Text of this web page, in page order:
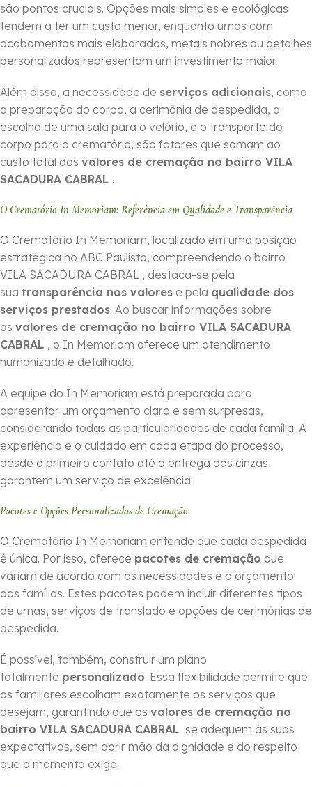
são pontos cruciais. Opções mais simples e ecológicas
tendem a ter um custo menor, enquanto urnas com
acabamentos mais elaborados, metais nobres ou detalhes
personalizados representam um investimento maior.
Além disso, a necessidade de serviços adicionais, como
a preparação do corpo, a cerimônia de despedida, a
escolha de uma sala para o velório, e o transporte do
corpo para o crematório, são fatores que somam ao
custo total dos valores de cremação no bairro VILA
SACADURA CABRAL .
O Crematório In Memoriam: Referência em Qualidade e Transparência
O Crematório In Memoriam, localizado em uma posição
estratégica no ABC Paulista, compreendendo o bairro
VILA SACADURA CABRAL , destaca-se pela
sua transparência nos valores e pela qualidade dos
serviços prestados. Ao buscar informações sobre
os valores de cremação no bairro VILA SACADURA
CABRAL , o In Memoriam oferece um atendimento
humanizado e detalhado.
A equipe do In Memoriam está preparada para
apresentar um orçamento claro e sem surpresas,
considerando todas as particularidades de cada família. A
experiência e o cuidado em cada etapa do processo,
desde o primeiro contato até a entrega das cinzas,
garantem um serviço de excelência.
Pacotes e Opções Personalizadas de Cremação
O Crematório In Memoriam entende que cada despedida
é única. Por isso, oferece pacotes de cremação que
variam de acordo com as necessidades e o orçamento
das famílias. Estes pacotes podem incluir diferentes tipos
de urnas, serviços de translado e opções de cerimônias de
despedida.
É possível, também, construir um plano
totalmente personalizado. Essa flexibilidade permite que
os familiares escolham exatamente os serviços que
desejam, garantindo que os valores de cremação no
bairro VILA SACADURA CABRAL se adequem às suas
expectativas, sem abrir mão da dignidade e do respeito
que o momento exige.